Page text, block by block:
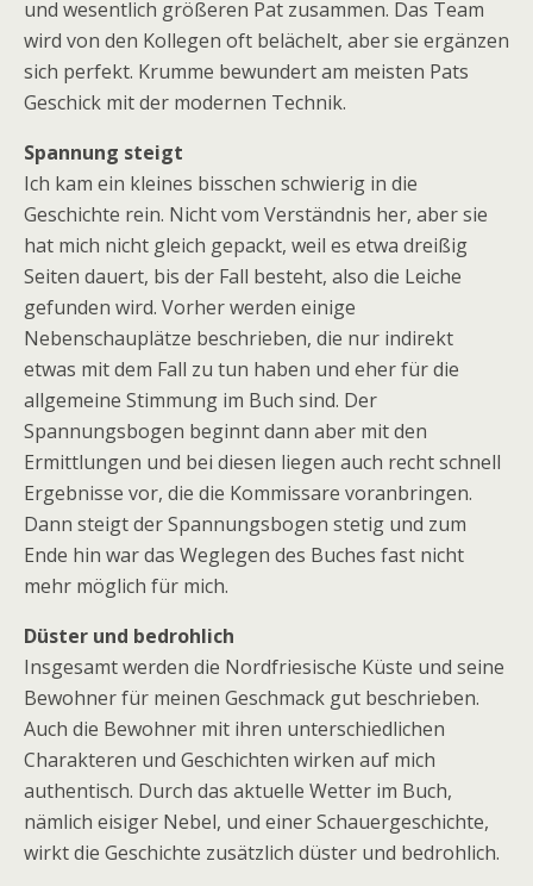
und wesentlich größeren Pat zusammen. Das Team
wird von den Kollegen oft belächelt, aber sie ergänzen
sich perfekt. Krumme bewundert am meisten Pats
Geschick mit der modernen Technik.
Spannung steigt
Ich kam ein kleines bisschen schwierig in die
Geschichte rein. Nicht vom Verständnis her, aber sie
hat mich nicht gleich gepackt, weil es etwa dreißig
Seiten dauert, bis der Fall besteht, also die Leiche
gefunden wird. Vorher werden einige
Nebenschauplätze beschrieben, die nur indirekt
etwas mit dem Fall zu tun haben und eher für die
allgemeine Stimmung im Buch sind. Der
Spannungsbogen beginnt dann aber mit den
Ermittlungen und bei diesen liegen auch recht schnell
Ergebnisse vor, die die Kommissare voranbringen.
Dann steigt der Spannungsbogen stetig und zum
Ende hin war das Weglegen des Buches fast nicht
mehr möglich für mich.
Düster und bedrohlich
Insgesamt werden die Nordfriesische Küste und seine
Bewohner für meinen Geschmack gut beschrieben.
Auch die Bewohner mit ihren unterschiedlichen
Charakteren und Geschichten wirken auf mich
authentisch. Durch das aktuelle Wetter im Buch,
nämlich eisiger Nebel, und einer Schauergeschichte,
wirkt die Geschichte zusätzlich düster und bedrohlich.